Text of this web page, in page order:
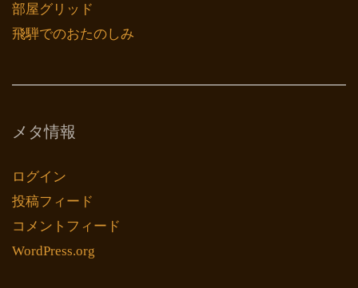
部屋グリッド
飛騨でのおたのしみ
メタ情報
ログイン
投稿フィード
コメントフィード
WordPress.org